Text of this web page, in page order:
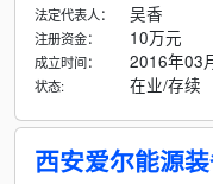
法定代表人： 吴香
注册资金： 10万元
成立时间： 2016年03
状态: 在业/存续
西安爱尔能源